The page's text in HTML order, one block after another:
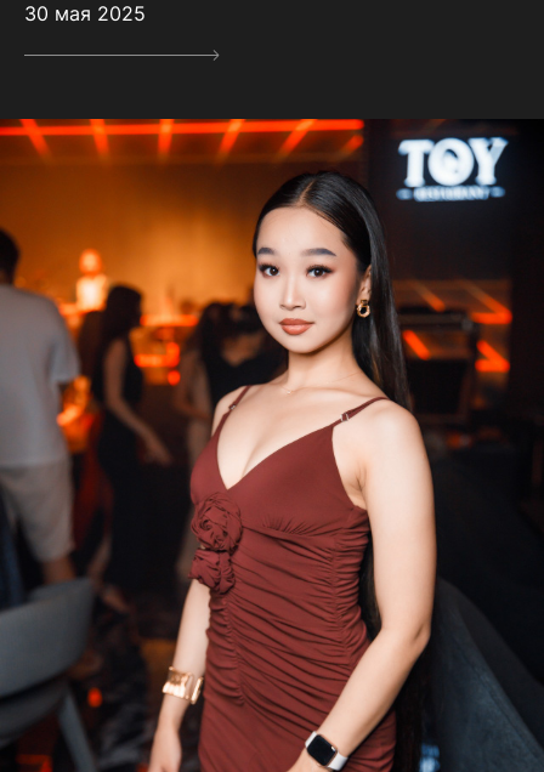
30 мая 2025